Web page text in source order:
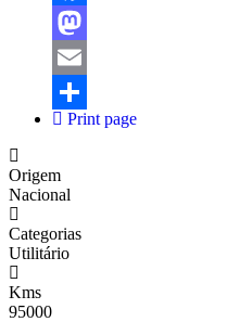
Facebook
Mastodon
Email
Share
Print page
Origem
Nacional
Categorias
Utilitário
Kms
95000